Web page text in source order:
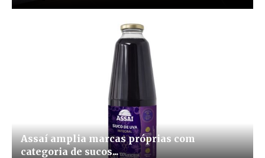
Assaí amplia marcas próprias com
categoria de sucos...